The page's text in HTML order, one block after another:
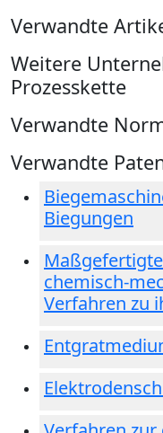
Verwandte
Weitere
Prozesskette
Verwandte
Verwandte
Biegungen
chemisch-
Verfahren zu